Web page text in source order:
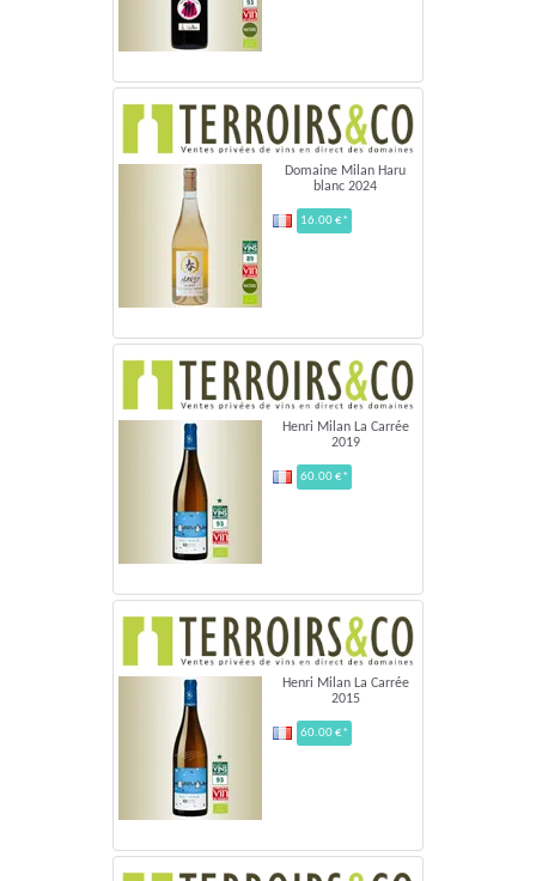
Domaine Milan Haru
blanc 2024
16.00 €*
Henri Milan La Carrée
2019
60.00 €*
Henri Milan La Carrée
2015
60.00 €*